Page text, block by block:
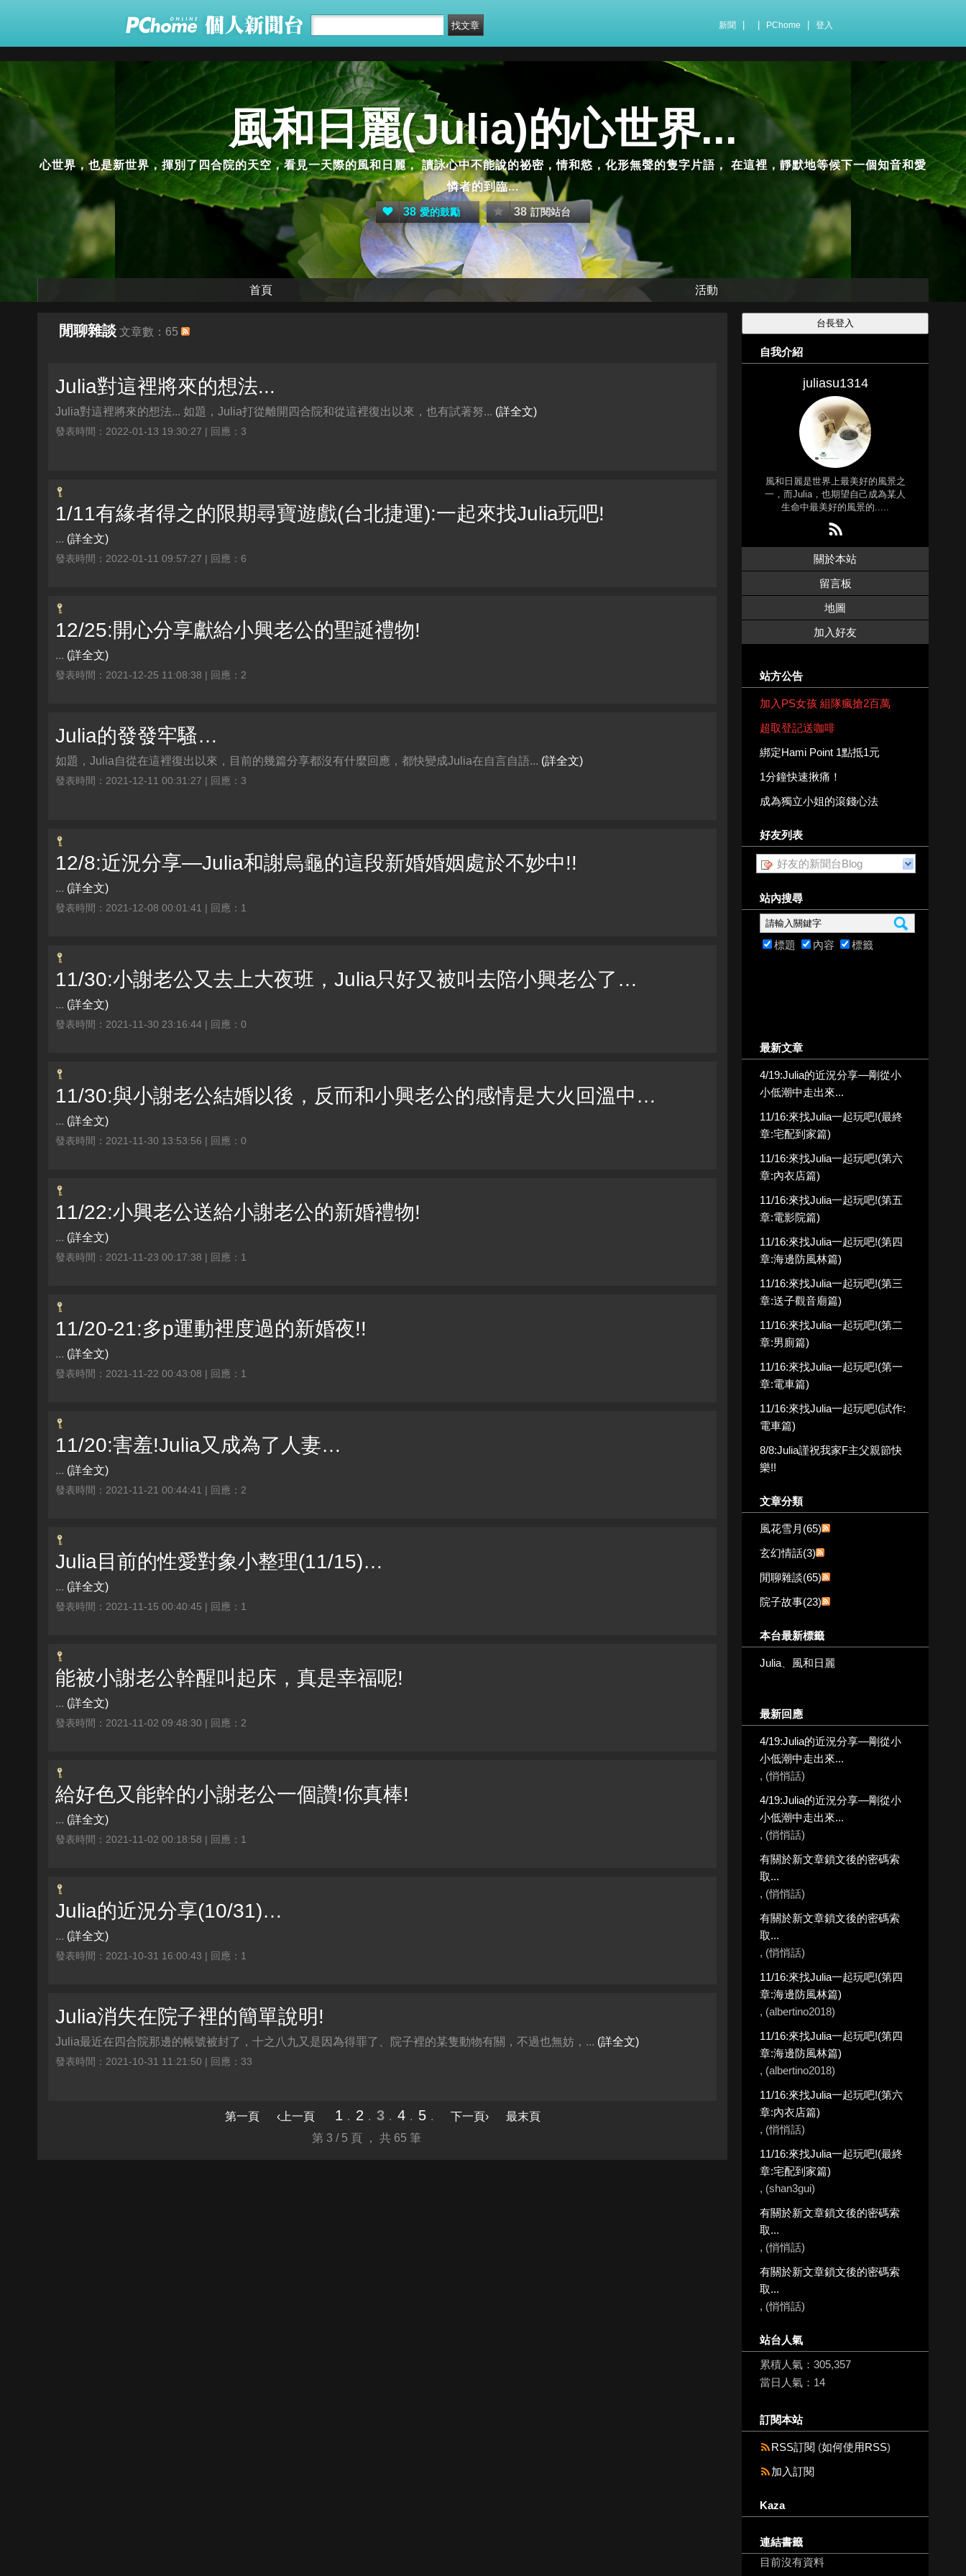
新聞 PChome 登入
風和日麗(Julia)的心世界...
心世界，也是新世界，揮別了四合院的天空，看見一天際的風和日麗， 讀詠心中不能說的祕密，情和慾，化形無聲的隻字片語， 在這裡，靜默地等候下一個知音和愛
憐者的到臨...
38 愛的鼓勵 38 訂閱站台
首頁 活動
閒聊雜談 文章數：65
Julia對這裡將來的想法...
Julia對這裡將來的想法... 如題，Julia打從離開四合院和從這裡復出以來，也有試著努... (詳全文)
發表時間：2022-01-13 19:30:27 | 回應：3
1/11有緣者得之的限期尋寶遊戲(台北捷運):一起來找Julia玩吧!
... (詳全文)
發表時間：2022-01-11 09:57:27 | 回應：6
12/25:開心分享獻給小興老公的聖誕禮物!
... (詳全文)
發表時間：2021-12-25 11:08:38 | 回應：2
Julia的發發牢騷…
如題，Julia自從在這裡復出以來，目前的幾篇分享都沒有什麼回應，都快變成Julia在自言自語... (詳全文)
發表時間：2021-12-11 00:31:27 | 回應：3
12/8:近況分享—Julia和謝烏龜的這段新婚婚姻處於不妙中!!
... (詳全文)
發表時間：2021-12-08 00:01:41 | 回應：1
11/30:小謝老公又去上大夜班，Julia只好又被叫去陪小興老公了…
... (詳全文)
發表時間：2021-11-30 23:16:44 | 回應：0
11/30:與小謝老公結婚以後，反而和小興老公的感情是大火回溫中…
... (詳全文)
發表時間：2021-11-30 13:53:56 | 回應：0
11/22:小興老公送給小謝老公的新婚禮物!
... (詳全文)
發表時間：2021-11-23 00:17:38 | 回應：1
11/20-21:多p運動裡度過的新婚夜!!
... (詳全文)
發表時間：2021-11-22 00:43:08 | 回應：1
11/20:害羞!Julia又成為了人妻…
... (詳全文)
發表時間：2021-11-21 00:44:41 | 回應：2
Julia目前的性愛對象小整理(11/15)…
... (詳全文)
發表時間：2021-11-15 00:40:45 | 回應：1
能被小謝老公幹醒叫起床，真是幸福呢!
... (詳全文)
發表時間：2021-11-02 09:48:30 | 回應：2
給好色又能幹的小謝老公一個讚!你真棒!
... (詳全文)
發表時間：2021-11-02 00:18:58 | 回應：1
Julia的近況分享(10/31)…
... (詳全文)
發表時間：2021-10-31 16:00:43 | 回應：1
Julia消失在院子裡的簡單說明!
Julia最近在四合院那邊的帳號被封了，十之八九又是因為得罪了、院子裡的某隻動物有關，不過也無妨，... (詳全文)
發表時間：2021-10-31 11:21:50 | 回應：33
第一頁 ‹上一頁 1 . 2 . 3 . 4 . 5 . 下一頁›
最末頁
第 3 / 5 頁 ， 共 65 筆
自我介紹
juliasu1314
風和日麗是世界上最美好的風景之
一，而Julia，也期望自己成為某人
生命中最美好的風景的.....
關於本站
留言板
地圖
加入好友
站方公告
加入PS女孩 組隊瘋搶2百萬
超取登記送咖啡
綁定Hami Point 1點抵1元
1分鐘快速揪痛！
成為獨立小姐的滾錢心法
好友列表
好友的新聞台Blog
站內搜尋
標題 內容 標籤
最新文章
4/19:Julia的近況分享—剛從小
小低潮中走出來...
11/16:來找Julia一起玩吧!(最終
章:宅配到家篇)
11/16:來找Julia一起玩吧!(第六
章:內衣店篇)
11/16:來找Julia一起玩吧!(第五
章:電影院篇)
11/16:來找Julia一起玩吧!(第四
章:海邊防風林篇)
11/16:來找Julia一起玩吧!(第三
章:送子觀音廟篇)
11/16:來找Julia一起玩吧!(第二
章:男廁篇)
11/16:來找Julia一起玩吧!(第一
章:電車篇)
11/16:來找Julia一起玩吧!(試作:
電車篇)
8/8:Julia謹祝我家F主父親節快
樂!!
文章分類
風花雪月(65)
玄幻情話(3)
閒聊雜談(65)
院子故事(23)
本台最新標籤
Julia 風和日麗
最新回應
4/19:Julia的近況分享—剛從小
小低潮中走出來...
, (悄悄話)
4/19:Julia的近況分享—剛從小
小低潮中走出來...
, (悄悄話)
有關於新文章鎖文後的密碼索
取...
, (悄悄話)
有關於新文章鎖文後的密碼索
取...
, (悄悄話)
11/16:來找Julia一起玩吧!(第四
章:海邊防風林篇)
, (albertino2018)
11/16:來找Julia一起玩吧!(第四
章:海邊防風林篇)
, (albertino2018)
11/16:來找Julia一起玩吧!(第六
章:內衣店篇)
, (悄悄話)
11/16:來找Julia一起玩吧!(最終
章:宅配到家篇)
, (shan3gui)
有關於新文章鎖文後的密碼索
取...
, (悄悄話)
有關於新文章鎖文後的密碼索
取...
, (悄悄話)
站台人氣
累積人氣： 305,357
當日人氣： 14
訂閱本站
RSS訂閱 (如何使用RSS)
加入訂閱
Kaza
連結書籤
目前沒有資料